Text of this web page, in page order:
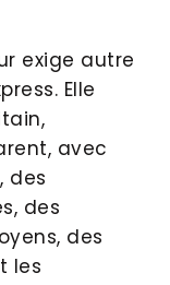
exige autre
Elle
avec
des
des
des
les